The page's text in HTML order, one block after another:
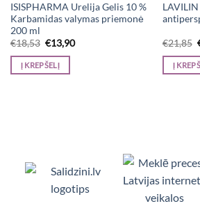
ISISPHARMA Urelija Gelis 10 %
Karbamidas valymas priemonė
200 ml
€18,53 Original
price
was:
€18,53.
€13,90Current
Į KREPŠELĮ
€21,85
Į
Viedpulksteņi,